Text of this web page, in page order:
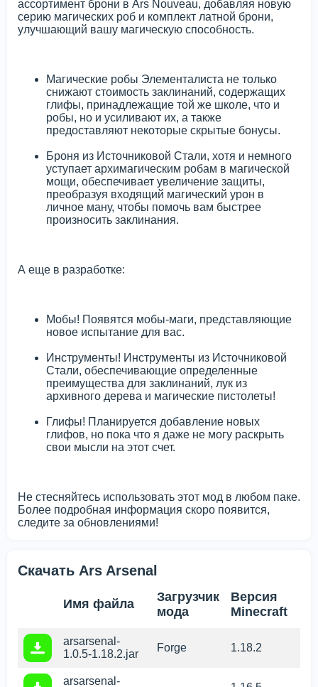
ассортимент брони в Ars Nouveau, добавляя новую
серию магических роб и комплект латной брони,
улучшающий вашу магическую способность.
Магические робы Элементалиста не только
снижают стоимость заклинаний, содержащих
глифы, принадлежащие той же школе, что и
робы, но и усиливают их, а также
предоставляют некоторые скрытые бонусы.
Броня из Источниковой Стали, хотя и немного
уступает архимагическим робам в магической
мощи, обеспечивает увеличение защиты,
преобразуя входящий магический урон в
личное ману, чтобы помочь вам быстрее
произносить заклинания.
А еще в разработке:
Мобы! Появятся мобы-маги, представляющие
новое испытание для вас.
Инструменты! Инструменты из Источниковой
Стали, обеспечивающие определенные
преимущества для заклинаний, лук из
архивного дерева и магические пистолеты!
Глифы! Планируется добавление новых
глифов, но пока что я даже не могу раскрыть
свои мысли на этот счет.
Не стесняйтесь использовать этот мод в любом паке.
Более подробная информация скоро появится,
следите за обновлениями!
Скачать Ars Arsenal
Имя файла
Загрузчик
мода
Версия
Minecraft
arsarsenal-
1.0.5-1.18.2.jar
Forge 1.18.2
arsarsenal-